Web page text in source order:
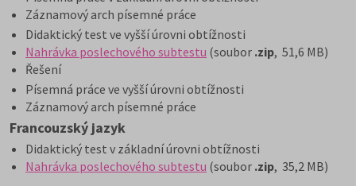
Záznamový arch písemné práce
Didaktický test ve vyšší úrovni obtížnosti
Nahrávka poslechového subtestu (soubor .zip, 51,6 MB)
Řešení
Písemná práce ve vyšší úrovni obtížnosti
Záznamový arch písemné práce
Francouzský jazyk
Didaktický test v základní úrovni obtížnosti
Nahrávka poslechového subtestu (soubor .zip, 35,2 MB)